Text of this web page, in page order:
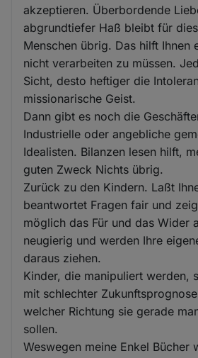
akzeptieren. Überbordende
abgrundtiefer Haß bleibt für
Menschen übrig. Das hilft Ihnen
nicht verarbeiten zu müssen.
Sicht, desto heftiger die
missionarische Geist.
Dann gibt es noch die
Industrielle oder angebliche
Idealisten. Bilanzen lesen hilft,
guten Zweck Nichts übrig.
Zurück zu den Kindern. Laßt
beantwortet Fragen fair und
möglich das Für und das Wider
neugierig und werden Ihre
daraus ziehen.
Kinder, die manipuliert werden,
mit schlechter
welcher Richtung sie gerade
sollen.
Weswegen meine Enkel Bücher